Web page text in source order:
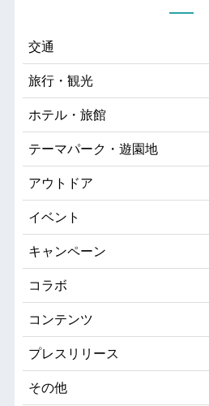
交通
旅行・観光
ホテル・旅館
テーマパーク・遊園地
アウトドア
イベント
キャンペーン
コラボ
コンテンツ
プレスリリース
その他